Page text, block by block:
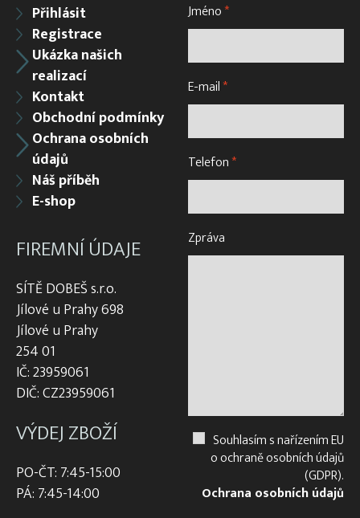
Přihlásit
Registrace
Ukázka našich
realizací
Kontakt
Obchodní podmínky
Ochrana osobních
údajů
Náš příběh
E-shop
FIREMNÍ ÚDAJE
SÍTĚ DOBEŠ s.r.o.
Jílové u Prahy 698
Jílové u Prahy
254 01
IČ: 23959061
DIČ: CZ23959061
VÝDEJ ZBOŽÍ
PO-ČT: 7:45-15:00
PÁ: 7:45-14:00
Jméno*
E-mail*
Telefon*
Zpráva
Souhlasím s nařízením EU
o ochraně osobních údajů
(GDPR).
Ochrana osobních údajů